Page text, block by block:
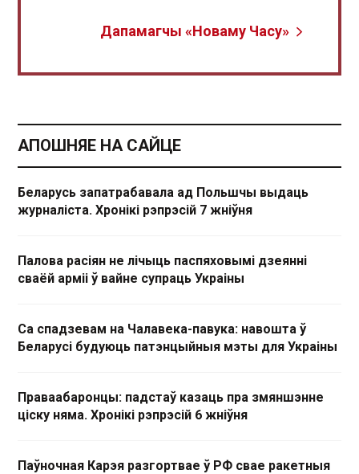
Дапамагчы «Новаму Часу»
АПОШНЯЕ НА САЙЦЕ
Беларусь запатрабавала ад Польшчы выдаць
журналіста. Хронікі рэпрэсій 7 жніўня
Палова расіян не лічыць паспяховымі дзеянні
сваёй арміі ў вайне супраць Украіны
Са спадзевам на Чалавека-павука: навошта ў
Беларусі будуюць патэнцыйныя мэты для Украіны
Праваабаронцы: падстаў казаць пра змяншэнне
ціску няма. Хронікі рэпрэсій 6 жніўня
Паўночная Карэя разгортвае ў РФ свае ракетныя